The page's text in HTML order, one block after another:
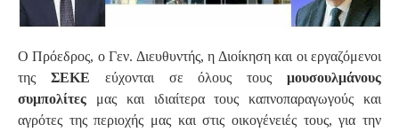
Ο Πρόεδρος, ο Γεν. Διευθυντής, η Διοίκηση και οι εργαζόμενοι
της ΣΕΚΕ εύχονται σε όλους τουςμουσουλμάνους
συμπολίτες μας και ιδιαίτερα τους καπνοπαραγωγούς και
αγρότες της περιοχής μας και στις οικογένειές τους, για την